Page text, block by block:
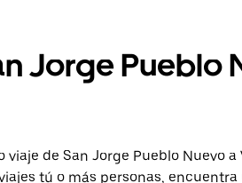
Jorge Pueblo
de San Jorge Pueblo Nuevo a
tú o más personas,